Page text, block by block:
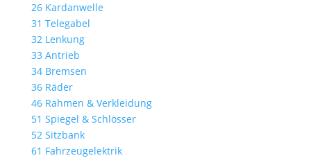
26 Kardanwelle
31 Telegabel
32 Lenkung
33 Antrieb
34 Bremsen
36 Räder
46 Rahmen & Verkleidung
51 Spiegel & Schlösser
52 Sitzbank
61 Fahrzeugelektrik